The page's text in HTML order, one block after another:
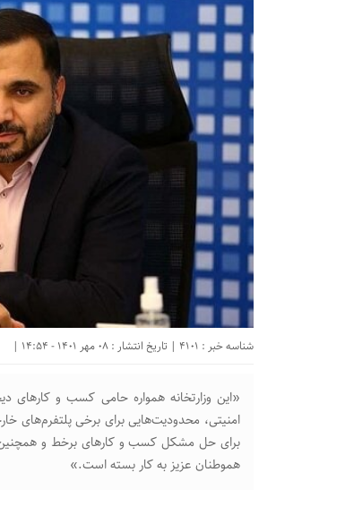
شناسه خبر : 4101 | تاریخ انتشار : 08 مهر 1401 - 14:54 |
«این وزارتخانه همواره حامی کسب و
امنیتی، محدودیت‌هایی برای برخی پلتفرم‌های
برای حل مشکل کسب و کار‌های برخط و همچنین
هموطنان عزیز به کار بسته است.»